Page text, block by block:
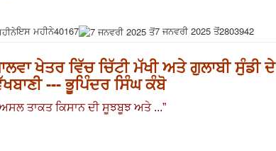
ਇਸ ਮਹੀਨੇ40167 7 ਜਨਵਰੀ 2025 ਤੋਂ2803942
ਖੇਤਰ ਵਿੱਚ ਚਿੱਟੀ ਮੱਖੀ ਅਤੇ ਗੁਲਾਬੀ ਸੁੰਡੀ ਦੇ
--- ਭੂਪਿੰਦਰ ਸਿੰਘ ਕੰਬੋ
ਤਾਕਤ ਕਿਸਾਨ ਦੀ ਸੂਝਬੂਝ ਅਤੇ ...”